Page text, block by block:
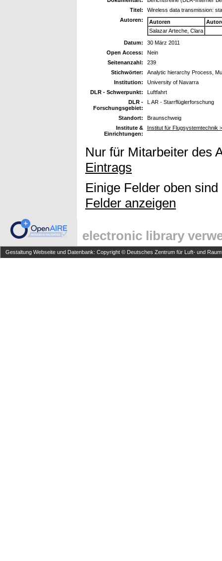
Titel:
Wireless data transmission:
Autoren:
Autoren
Salazar Arteche, Clara
Datum:
30 März 2011
Open Access:
Nein
Seitenanzahl:
239
Stichwörter:
Analytic hierarchy Process,
Institution:
University of Navarra
DLR - Schwerpunkt:
Luftfahrt
DLR -
Forschungsgebiet:
L AR - Starrflüglerforschung
Standort:
Braunschweig
Institute &
Einrichtungen:
Institut für Flugsystemtechnik
Nur für Mitarbeiter des
Eintrags
Einige Felder oben
Felder anzeigen
electronic library
Gestaltung Webseite und Datenbank: Copyright © Deutsches Zentrum für Luft- und